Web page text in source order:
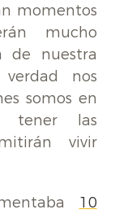
momentos
mucho
de nuestra
nos
somos en
tener las
vivir
10